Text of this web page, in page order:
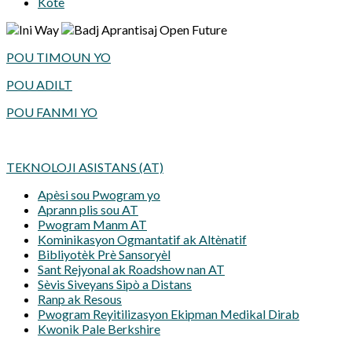
POU TIMOUN YO
POU ADILT
POU FANMI YO
TEKNOLOJI ASISTANS (AT)
Apèsi sou Pwogram yo
Aprann plis sou AT
Pwogram Manm AT
Kominikasyon Ogmantatif ak Altènatif
Bibliyotèk Prè Sansoryèl
Sant Rejyonal ak Roadshow nan AT
Sèvis Siveyans Sipò a Distans
Ranp ak Resous
Pwogram Reyitilizasyon Ekipman Medikal Dirab
Kwonik Pale Berkshire